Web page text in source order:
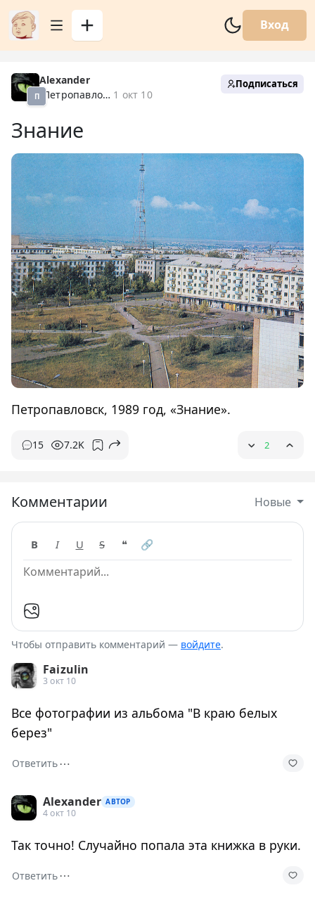
Вход
П
Alexander
Петропавловск XX 1 окт 10
Подписаться
Знание
Петропавловск, 1989 год, «Знание».
15 7.2K 2
Комментарии Новые
B I U S ❝ 🔗
Чтобы отправить комментарий — войдите.
Faizulin
3 окт 10
Все фотографии из альбома "В краю белых
берез"
Ответить⋯
Alexander АВТОР
4 окт 10
Так точно! Случайно попала эта книжка в руки.
Ответить⋯